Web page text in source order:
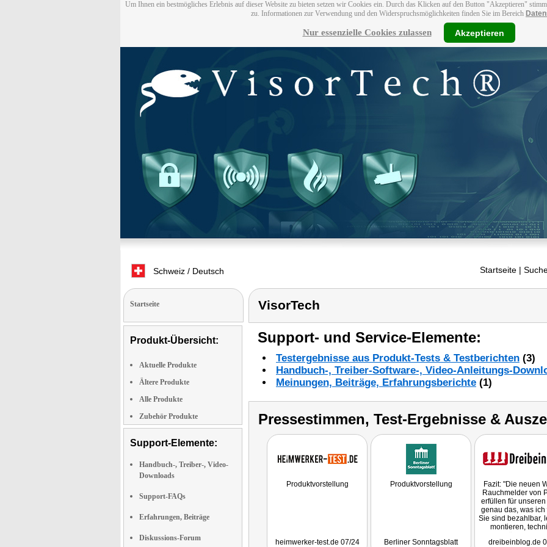
Um Ihnen ein bestmögliches Erlebnis auf dieser Website zu bieten setzen wir Cookies ein. Durch das Klicken auf den Button "Akzeptieren"
zu. Informationen zur Verwendung und den Widerspruchsmöglichkeiten finden Sie im Bereich
Nur essenzielle Cookies zulassen Akzeptieren
Schweiz / Deutsch Startseite |
Startseite
Produkt-Übersicht:
Aktuelle Produkte
Ältere Produkte
Alle Produkte
Zubehör Produkte
Support-Elemente:
Handbuch-, Treiber-, Video-
Downloads
Support-FAQs
Erfahrungen, Beiträge
Diskussions-Forum
VisorTech
Support- und Service-Elemente:
Testergebnisse aus Produkt-Tests & Testberichten (3)
Handbuch-, Treiber-Software-, Video-Anleitungs-
Meinungen, Beiträge, Erfahrungsberichte (1)
Pressestimmen, Test-Ergebnisse &
Produktvorstellung
heimwerker-test.de 07/24
Produktvorstellung
Berliner Sonntagsblatt
Fazit: "Die neuen
Rauchmelder von
erfüllen für unseren
genau das, was ich
Sie sind bezahlbar,
montieren,
zusätzlich durch
dreibeinblog.de